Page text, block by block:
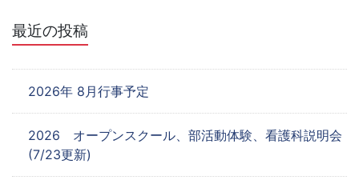
ン
最近の投稿
2026年 8月行事予定
2026 オープンスクール、部活動体験、看護科説明会
(7/23更新)